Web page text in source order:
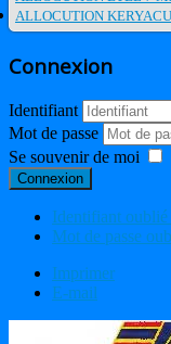
ALLOCUTION
Connexion
Identifiant
Mot de passe
Se souvenir de moi
Connexion
Identifiant oublié
Mot de passe
Imprimer
E-mail